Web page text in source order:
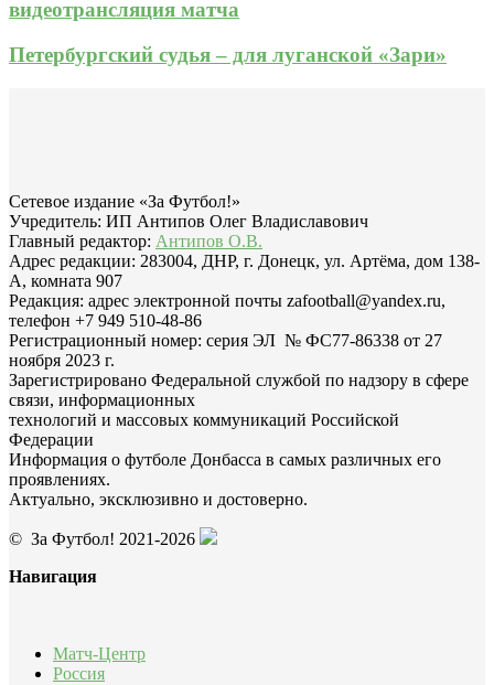
видеотрансляция матча
Петербургский судья – для луганской «Зари»
Сетевое издание «За Футбол!»
Учредитель: ИП Антипов Олег Владиславович
Главный редактор: Антипов О.В.
Адрес редакции: 283004, ДНР, г. Донецк, ул. Артёма, дом 138-
А, комната 907
Редакция: адрес электронной почты zafootball@yandex.ru,
телефон +7 949 510-48-86
Регистрационный номер: серия ЭЛ № ФС77-86338 от 27
ноября 2023 г.
Зарегистрировано Федеральной службой по надзору в сфере
связи, информационных
технологий и массовых коммуникаций Российской
Федерации
Информация о футболе Донбасса в самых различных его
проявлениях.
Актуально, эксклюзивно и достоверно.
© За Футбол! 2021-2026
Навигация
Матч-Центр
Россия